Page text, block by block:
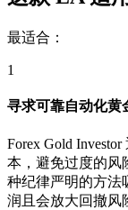
最适合：
1
寻求可靠自动化黄
Forex Gold
本，避免过度的风
种纪律严明的方法
润且会放大回撤风